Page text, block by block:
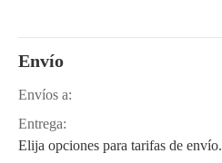
Envío
Envíos a:
Entrega:
Elija opciones para tarifas de envío.